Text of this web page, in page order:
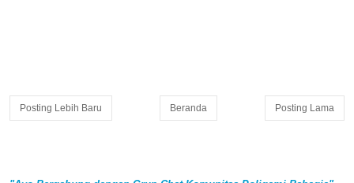
Posting Lebih Baru Posting Lama
Beranda